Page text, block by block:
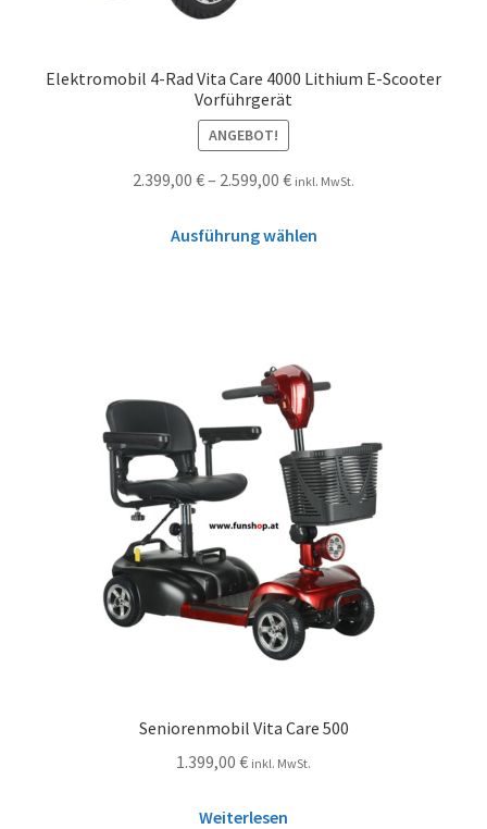
Elektromobil 4-Rad Vita Care 4000 Lithium E-Scooter
Vorführgerät
ANGEBOT!
2.399,00 €– 2.599,00 € inkl. MwSt.
Ausführung wählen
Seniorenmobil Vita Care 500
1.399,00 € inkl. MwSt.
Weiterlesen